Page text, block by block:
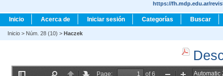
https://fh.mdp.edu.ar/
Inicio Acerca de Iniciar sesión Categorías Buscar
Inicio > Núm. 28 (10) > Haczek